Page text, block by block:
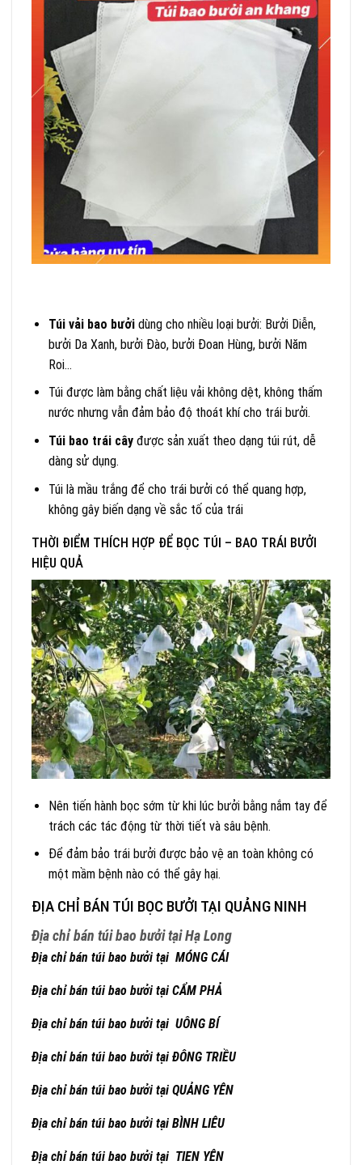
Túi vải bao bưởidùng cho nhiều loại bưởi: Bưởi Diễn,
bưởi Da Xanh, bưởi Đào, bưởi Đoan Hùng, bưởi Năm
Roi…
Túi được làm bằng chất liệu vải không dệt, không thấm
nước nhưng vẫn đảm bảo độ thoát khí cho trái bưởi.
Túi bao trái câyđược sản xuất theo dạng túi rút, dễ
dàng sử dụng.
Túi là mầu trắng để cho trái bưởi có thể quang hợp,
không gây biến dạng về sắc tố của trái
THỜI ĐIỂM THÍCH HỢP ĐỂ BỌC TÚI – BAO TRÁI BƯỞI
HIỆU QUẢ
Nên tiến hành bọc sớm từ khi lúc bưởi bằng nắm tay để
trách các tác động từ thời tiết và sâu bệnh.
Để đảm bảo trái bưởi được bảo vệ an toàn không có
một mầm bệnh nào có thể gây hại.
ĐỊA CHỈ BÁN TÚI BỌC BƯỞI TẠI QUẢNG NINH
Địa chỉ bán túi bao bưởi tại Hạ Long
Địa chỉ bán túi bao bưởi tại MÓNG CÁI
Địa chỉ bán túi bao bưởi tại CẨM PHẢ
Địa chỉ bán túi bao bưởi tại UÔNG BÍ
Địa chỉ bán túi bao bưởi tại ĐÔNG TRIỀU
Địa chỉ bán túi bao bưởi tại QUẢNG YÊN
Địa chỉ bán túi bao bưởi tại BÌNH LIÊU
Địa chỉ bán túi bao bưởi tại TIEN YÊN